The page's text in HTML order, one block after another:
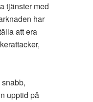
tjänster med
har
att era
upptid på